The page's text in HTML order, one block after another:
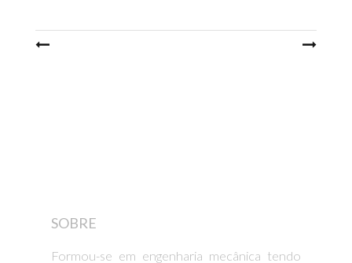
navigation
SOBRE
Formou-se em engenharia mecânica tendo